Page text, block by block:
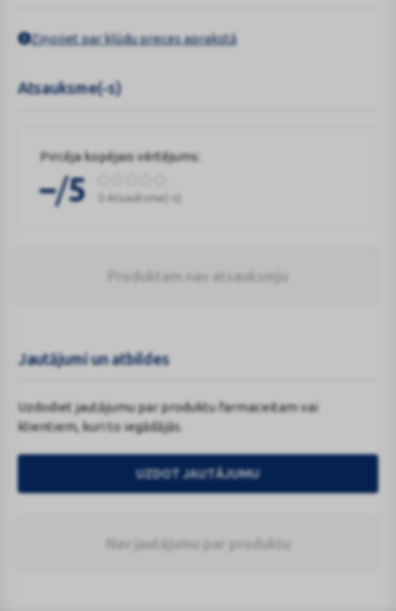
Ziņojiet par kļūdu preces aprakstā
Atsauksme(-s)
Pircēja kopējais vērtējums:
–/5 0 Atsauksme(-s)
Produktam nav atsauksmju
Jautājumi un atbildes
Uzdodiet jautājumu par produktu farmaceitam vai
klientiem, kuri to iegādājās.
UZDOT JAUTĀJUMU
Nav jautājumu par produktu